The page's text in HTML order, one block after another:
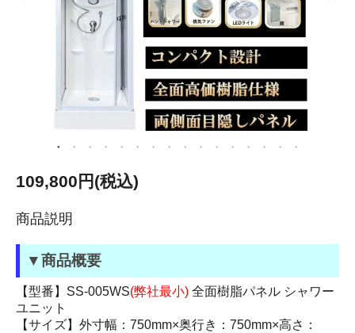
109,800円(税込)
商品説明
▼商品概要
【型番】SS-005WS(弊社最小) 全面樹脂パネル シャワー
ユニット
【サイズ】外寸幅：750mm×奥行き：750mm×高さ：